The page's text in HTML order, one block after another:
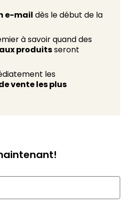
e-mail dès le début de la
à savoir quand des
produitsseront
les
vente les plus